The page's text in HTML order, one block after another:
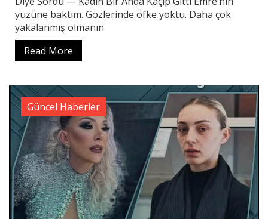
yüzüne baktım. Gözlerinde öfke yoktu. Daha çok
yakalanmış olmanın
Read More
Güncel Haberler